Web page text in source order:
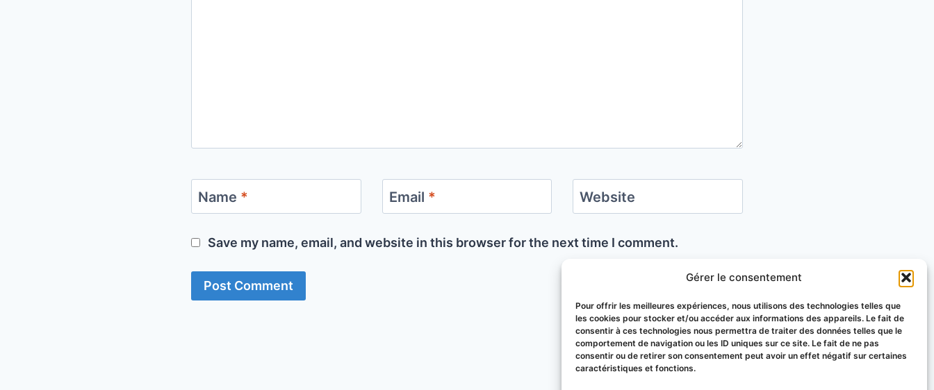
Gérer le consentement
Pour offrir les meilleures expériences, nous utilisons des technologies telles que
les cookies pour stocker et/ou accéder aux informations des appareils. Le fait de
consentir à ces technologies nous permettra de traiter des données telles que le
comportement de navigation ou les ID uniques sur ce site. Le fait de ne pas
consentir ou de retirer son consentement peut avoir un effet négatif sur certaines
caractéristiques et fonctions.
Name * Email * Website
Save my name, email, and website in this browser for the next time I comment.